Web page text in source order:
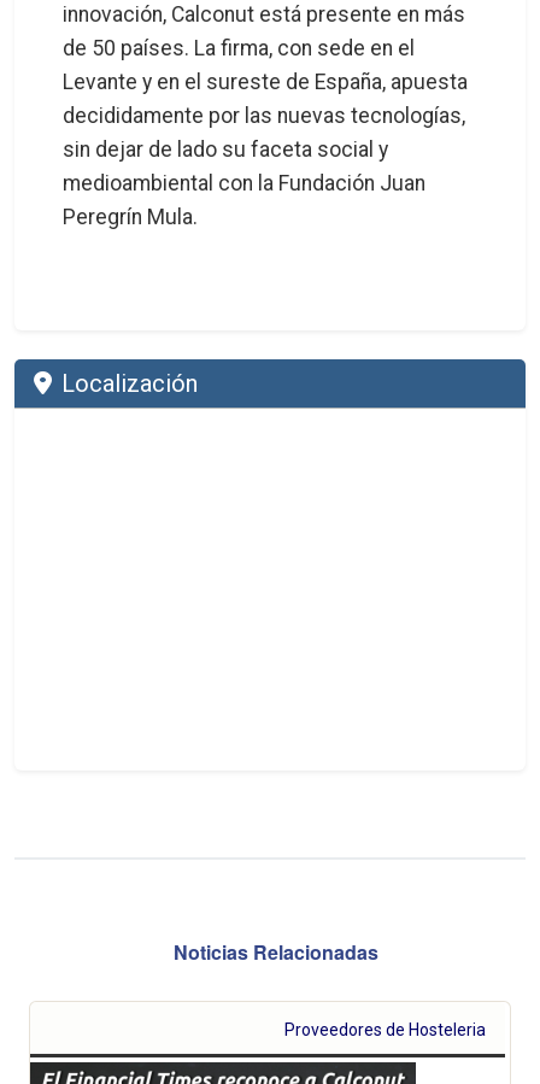
innovación, Calconut está presente en más
de 50 países. La firma, con sede en el
Levante y en el sureste de España, apuesta
decididamente por las nuevas tecnologías,
sin dejar de lado su faceta social y
medioambiental con la Fundación Juan
Peregrín Mula.
Localización
Noticias Relacionadas
Proveedores de Hosteleria